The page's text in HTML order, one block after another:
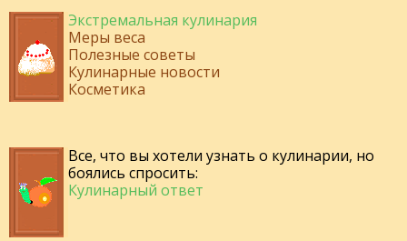
Экстремальная кулинария
Меры веса
Полезные советы
Кулинарные новости
Косметика
Все, что вы хотели узнать о кулинарии, но
боялись спросить:
Кулинарный ответ